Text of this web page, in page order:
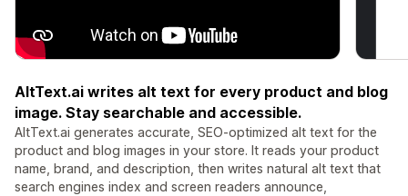
AltText.ai writes alt text for every product and blog
image. Stay searchable and accessible.
AltText.ai generates accurate, SEO-optimized alt text for the
product and blog images in your store. It reads your product
name, brand, and description, then writes natural alt text that
search engines index and screen readers announce,